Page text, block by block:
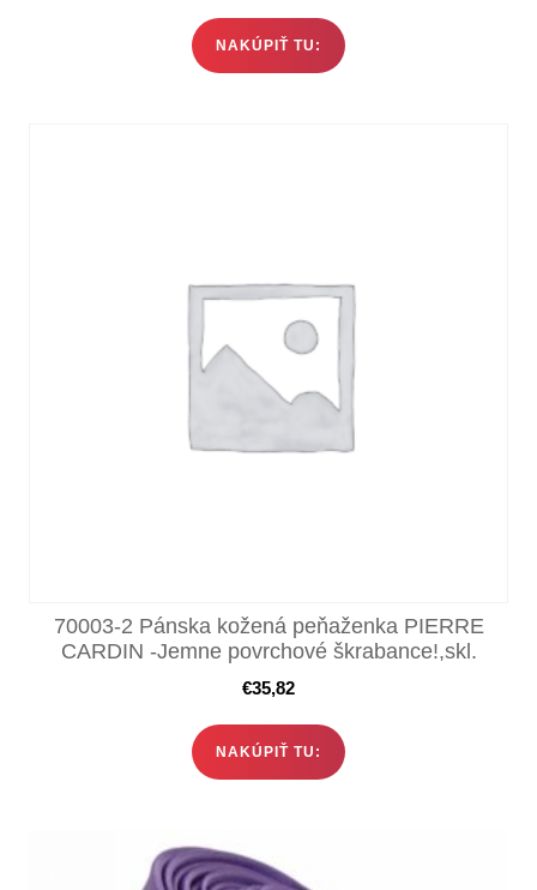
NAKÚPIŤ TU:
70003-2 Pánska kožená peňaženka PIERRE
CARDIN -Jemne povrchové škrabance!,skl.
€35,82
NAKÚPIŤ TU: